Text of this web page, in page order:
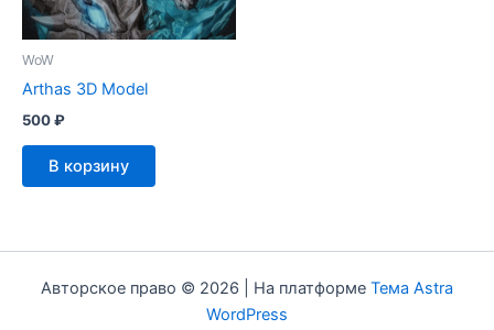
WoW
Arthas 3D Model
500₽
В корзину
Авторское право © 2026 | На платформе Тема Astra
WordPress